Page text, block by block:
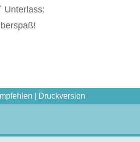
Unterlass:
Druckversion